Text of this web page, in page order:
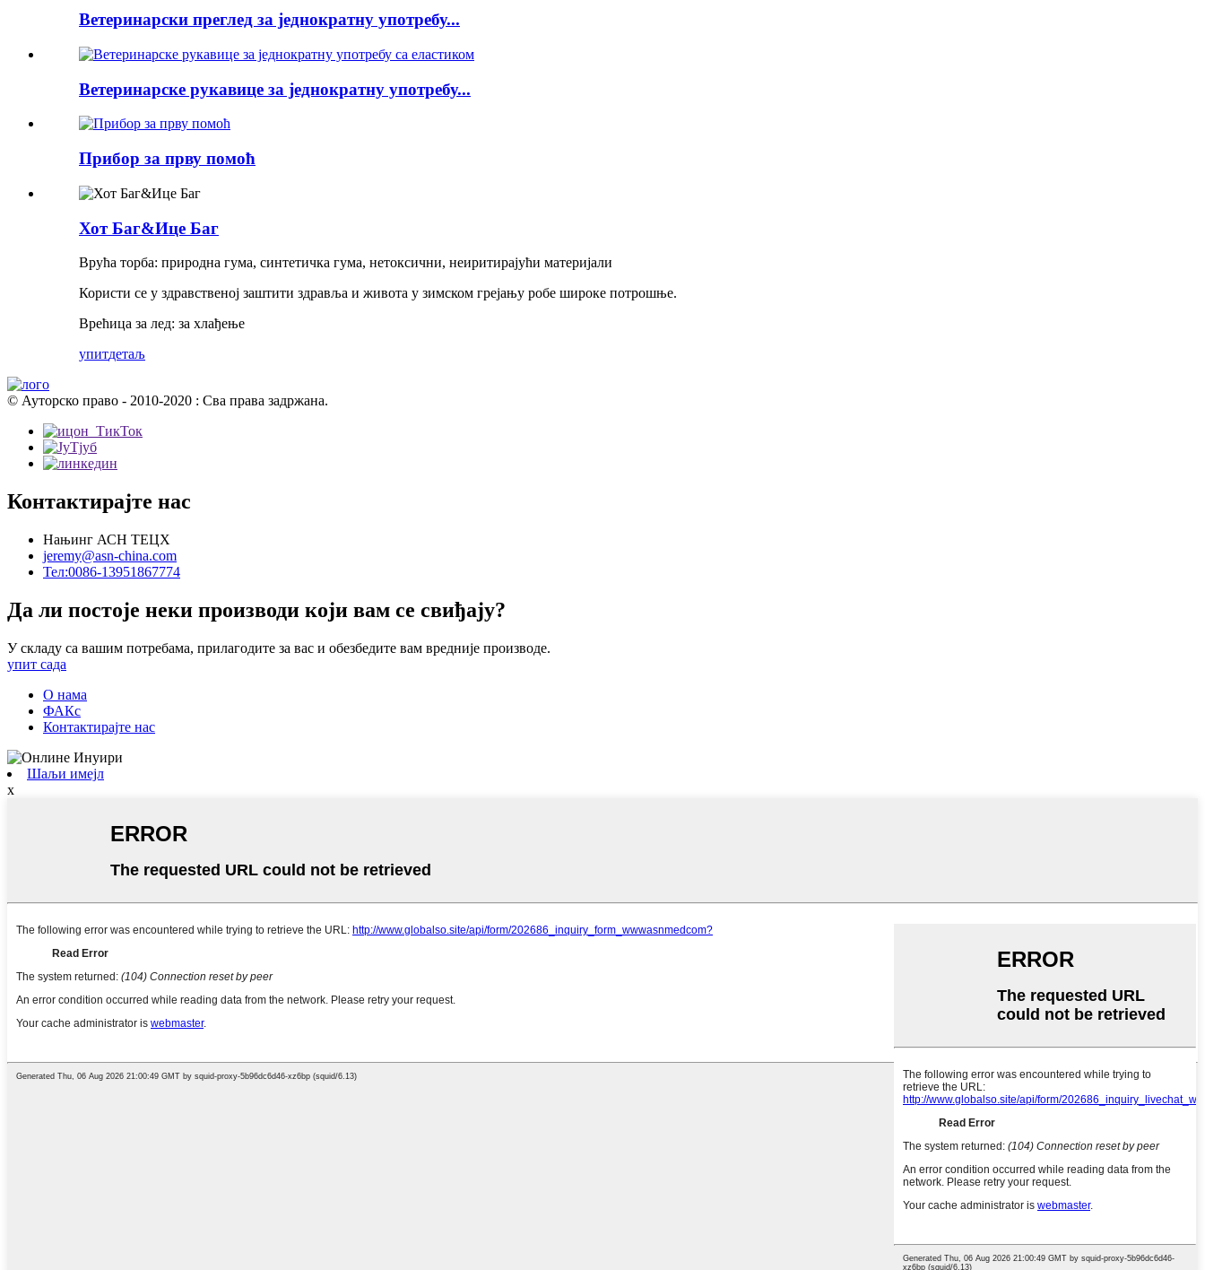
Ветеринарски преглед за једнократну употребу...
Ветеринарске рукавице за једнократну употребу...
Прибор за прву помоћ
Хот Баг&Ице Баг
Врућа торба: природна гума, синтетичка гума, нетоксични, неиритирајући материјали
Користи се у здравственој заштити здравља и живота у зимском грејању робе широке потрошње.
Врећица за лед: за хлађење
упитдетаљ
© Ауторско право - 2010-2020 : Сва права задржана.
Контактирајте нас
Нањинг АСН ТЕЦХ
jeremy@asn-china.com
Тел:0086-13951867774
Да ли постоје неки производи који вам се свиђају?
У складу са вашим потребама, прилагодите за вас и обезбедите вам вредније производе.
упит сада
О нама
ФАКс
Контактирајте нас
Шаљи имејл
x